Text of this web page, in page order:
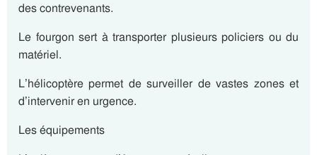
des contrevenants.
Le fourgon sert à transporter plusieurs policiers ou du
matériel.
L’hélicoptère permet de surveiller de vastes zones et
d’intervenir en urgence.
Les équipements